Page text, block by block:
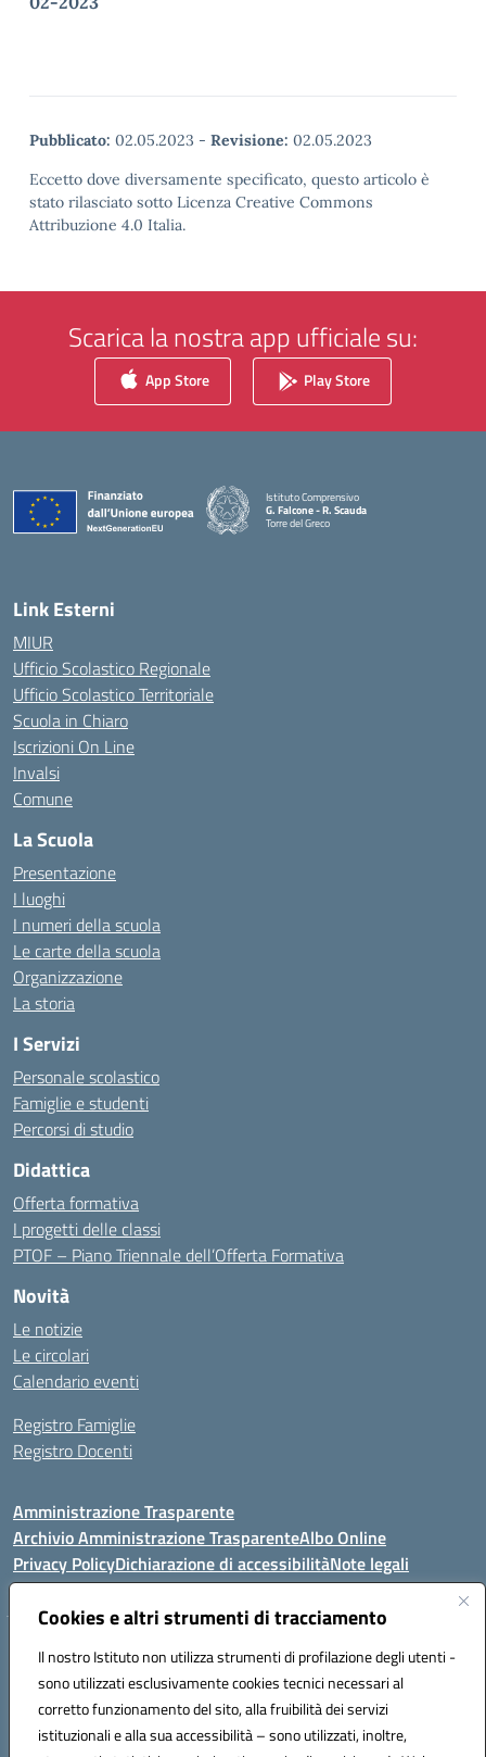
Cookies e altri strumenti di tracciamento
Il nostro Istituto non utilizza strumenti di profilazione degli utenti -
sono utilizzati esclusivamente cookies tecnici necessari al
corretto funzionamento del sito, alla fruibilità dei servizi
istituzionali e alla sua accessibilità – sono utilizzati, inoltre,
Pubblicato: 02.05.2023 - Revisione: 02.05.2023
Eccetto dove diversamente specificato, questo articolo è
stato rilasciato sotto Licenza Creative Commons
Attribuzione 4.0 Italia.
Scarica la nostra app ufficiale su:
App Store Play Store
Istituto Comprensivo
G. Falcone - R. Scauda
Torre del Greco
Link Esterni
MIUR
Ufficio Scolastico Regionale
Ufficio Scolastico Territoriale
Scuola in Chiaro
Iscrizioni On Line
Invalsi
Comune
La Scuola
Presentazione
I luoghi
I numeri della scuola
Le carte della scuola
Organizzazione
La storia
I Servizi
Personale scolastico
Famiglie e studenti
Percorsi di studio
Didattica
Offerta formativa
I progetti delle classi
PTOF – Piano Triennale dell’Offerta Formativa
Novità
Le notizie
Le circolari
Calendario eventi
Registro Famiglie
Registro Docenti
Amministrazione Trasparente
Archivio Amministrazione TrasparenteAlbo Online
Privacy PolicyDichiarazione di accessibilitàNote legali
Istituto Comprensivo Statale
Via Cupa Campanariello, 5 - 80059, Torre del Greco (NA)
Tel. +39 0818834377 - Fax +39 0818834377 - Cod.Fisc. 95170530638
Email: naic8df00a@istruzione.it - PEC: naic8df00a@pec.istruzione.it